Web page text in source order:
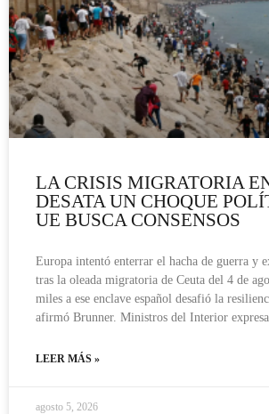
LA CRISIS MIGRATORIA
DESATA UN CHOQUE
UE BUSCA CONSENSOS
Europa intentó enterrar el hacha de guerra y
tras la oleada migratoria de Ceuta del 4 de
miles a ese enclave español desafió la
afirmó Brunner. Ministros del Interior
LEER MÁS »
agosto 5, 2026